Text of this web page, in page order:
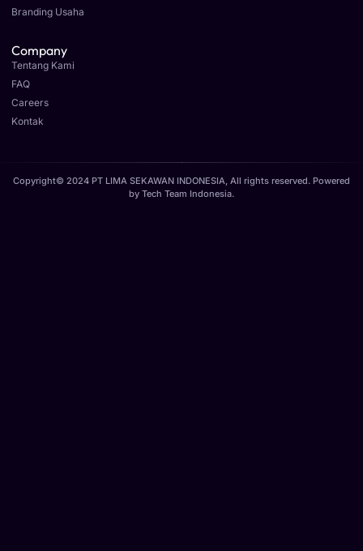
Branding Usaha
Company
Tentang Kami
FAQ
Careers
Kontak
Copyright© 2024 PT LIMA SEKAWAN INDONESIA, All rights reserved. Powered
by Tech Team Indonesia.